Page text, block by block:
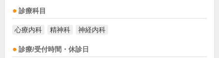
診療科目
心療内科 精神科 神経内科
診療/受付時間・休診日